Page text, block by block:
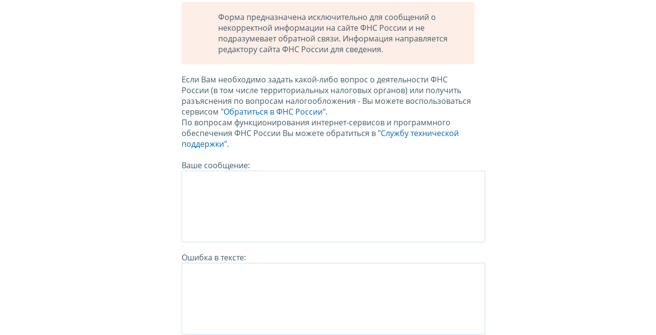
Форма предназначена исключительно для сообщений о
некорректной информации на сайте ФНС России и не
подразумевает обратной связи. Информация направляется
редактору сайта ФНС России для сведения.
Если Вам необходимо задать какой-либо вопрос о деятельности ФНС
России (в том числе территориальных налоговых органов) или получить
разъяснения по вопросам налогообложения - Вы можете воспользоваться
сервисом "Обратиться в ФНС России".
По вопросам функционирования интернет-сервисов и программного
обеспечения ФНС России Вы можете обратиться в "Службу технической
поддержки".
Ваше сообщение:
Ошибка в тексте: